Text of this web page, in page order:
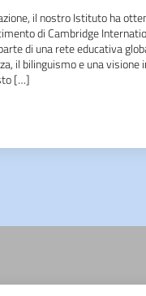
il nostro Istituto ha
di Cambridge
di una rete educativa
il bilinguismo e una visione
[…]